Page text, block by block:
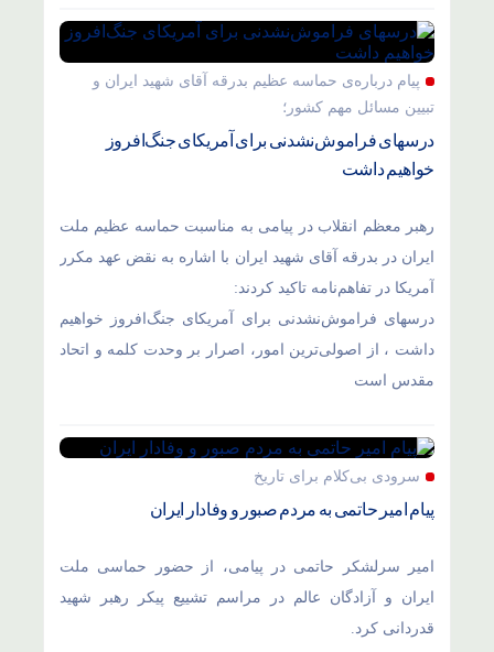
پیام درباره‌ی حماسه عظیم بدرقه آقای شهید ایران و
تبیین مسائل مهم کشور؛
درسهای فراموش‌نشدنی برای آمریکای جنگ‌افروز
خواهیم داشت
رهبر معظم انقلاب در پیامی به مناسبت حماسه عظیم ملت
ایران در بدرقه آقای شهید ایران با اشاره به نقض عهد مکرر
آمریکا در تفاهم‌نامه تاکید کردند:
درسهای فراموش‌نشدنی برای آمریکای جنگ‌افروز خواهیم
داشت ، از اصولی‌ترین امور، اصرار بر وحدت کلمه و اتحاد
مقدس است
سرودی بی‌کلام برای تاریخ
پیام امیر حاتمی به مردم صبور و وفادار ایران
امیر سرلشکر حاتمی در پیامی، از حضور حماسی ملت
ایران و آزادگان عالم در مراسم تشییع پیکر رهبر شهید
قدردانی کرد.